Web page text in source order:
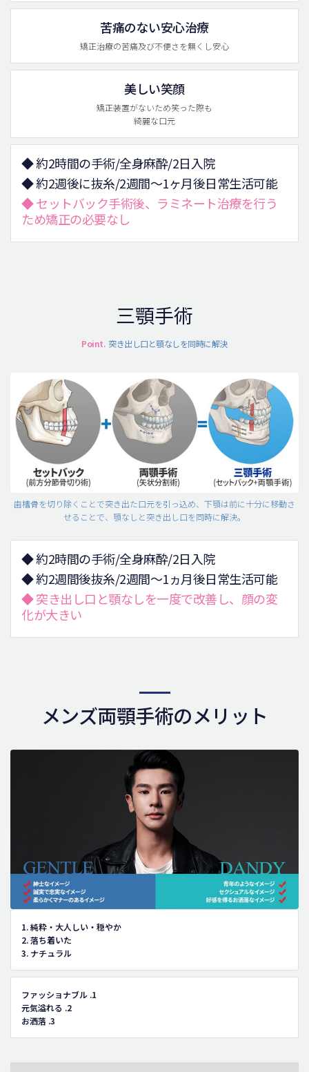
苦痛のない安心治療
矯正治療の苦痛及び不便さを無くし安心
美しい笑顔
矯正装置がないため笑った際も
綺麗な口元
◆ 約2時間の手術/全身麻酔/2日入院
◆ 約2週後に抜糸/2週間～1ヶ月後日常生活可能
◆ セットバック手術後、ラミネート治療を行う
ため矯正の必要なし
三顎手術
Point. 突き出し口と顎なしを同時に解決
歯槽骨を切り除くことで突き出た口元を引っ込め、下顎は前に十分に移動さ
せることで、顎なしと突き出し口を同時に解決。
◆ 約2時間の手術/全身麻酔/2日入院
◆ 約2週間後抜糸/2週間～1ヵ月後日常生活可能
◆ 突き出し口と顎なしを一度で改善し、顔の変
化が大きい
メンズ両顎手術のメリット
1. 純粋・大人しい・穏やか
2. 落ち着いた
3. ナチュラル
ファッショナブル .1
元気溢れる .2
お洒落 .3